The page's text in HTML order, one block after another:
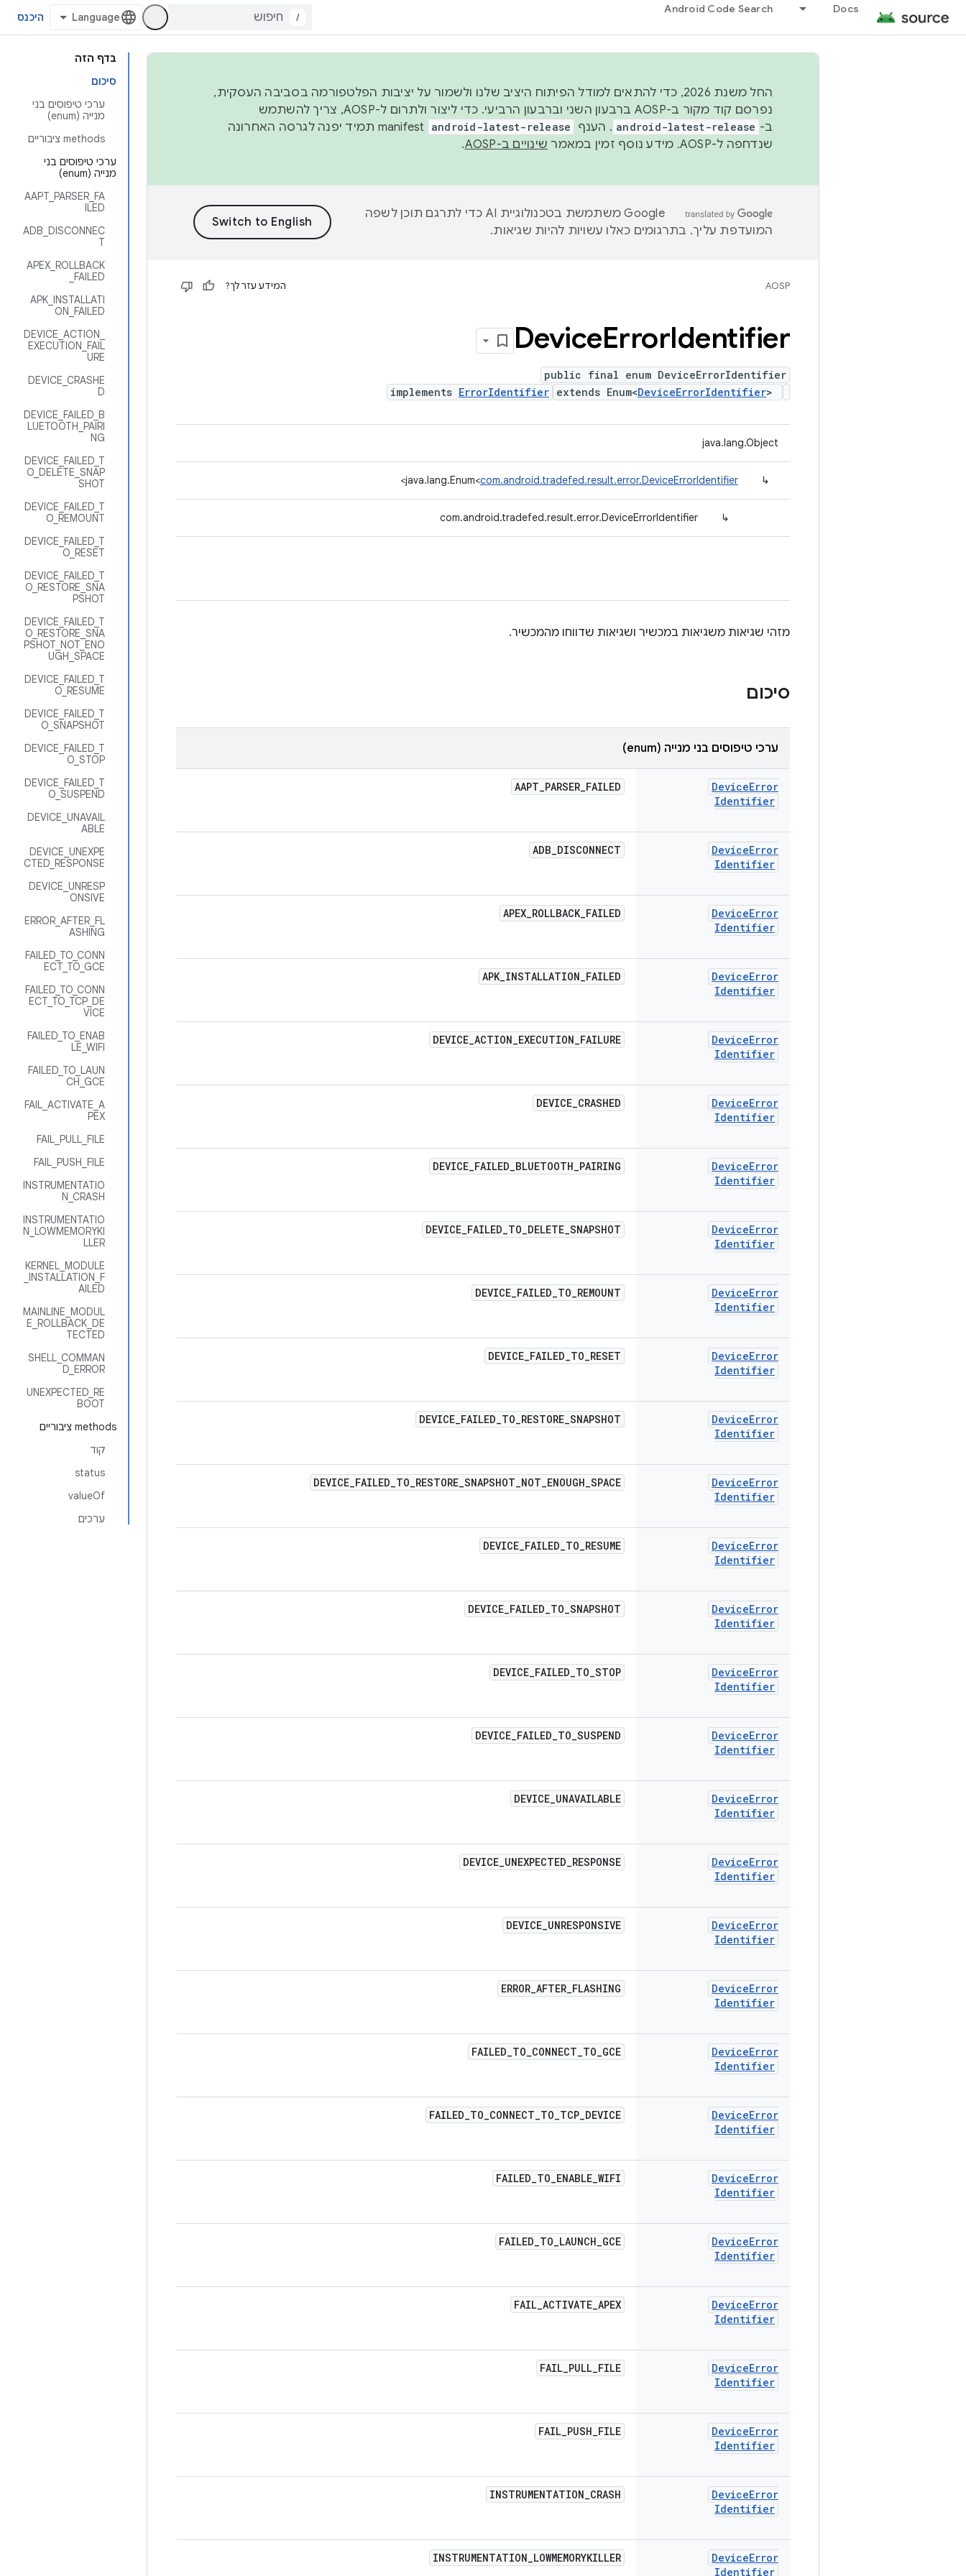
Docs
Android Code Search
/ היכנס
בדף הזה
סיכום
ערכי טיפוסים בני
מנייה (enum)
‫methods ציבוריים
ערכי טיפוסים בני
מנייה (enum)
AAPT_PARSER_FA
ILED
ADB_DISCONNEC
T
APEX_ROLLBACK
_FAILED
APK_INSTALLATI
ON_FAILED
DEVICE_ACTION_
EXECUTION_FAIL
URE
DEVICE_CRASHE
D
DEVICE_FAILED_B
LUETOOTH_PAIRI
NG
DEVICE_FAILED_T
O_DELETE_SNAP
SHOT
DEVICE_FAILED_T
O_REMOUNT
DEVICE_FAILED_T
O_RESET
DEVICE_FAILED_T
O_RESTORE_SNA
PSHOT
DEVICE_FAILED_T
O_RESTORE_SNA
PSHOT_NOT_ENO
UGH_SPACE
DEVICE_FAILED_T
O_RESUME
DEVICE_FAILED_T
O_SNAPSHOT
DEVICE_FAILED_T
O_STOP
DEVICE_FAILED_T
O_SUSPEND
DEVICE_UNAVAIL
ABLE
DEVICE_UNEXPE
CTED_RESPONSE
DEVICE_UNRESP
ONSIVE
ERROR_AFTER_FL
ASHING
FAILED_TO_CONN
ECT_TO_GCE
FAILED_TO_CONN
ECT_TO_TCP_DE
VICE
FAILED_TO_ENAB
LE_WIFI
FAILED_TO_LAUN
CH_GCE
FAIL_ACTIVATE_A
PEX
FAIL_PULL_FILE
FAIL_PUSH_FILE
INSTRUMENTATIO
N_CRASH
INSTRUMENTATIO
N_LOWMEMORYKI
LLER
KERNEL_MODULE
_INSTALLATION_F
AILED
MAINLINE_MODUL
E_ROLLBACK_DE
TECTED
SHELL_COMMAN
D_ERROR
UNEXPECTED_RE
BOOT
‫methods ציבוריים
קוד
status
valueOf
ערכים
החל משנת 2026, כדי להתאים למודל הפיתוח היציב שלנו ולשמור על יציבות הפלטפורמה בסביבה העסקית,
נפרסם קוד מקור ב-AOSP ברבעון השני וברבעון הרביעי. כדי ליצור ולתרום ל-AOSP, צריך להשתמש
ב- android-latest-release . הענף android-latest-release
manifest תמיד יפנה לגרסה האחרונה
שנדחפה ל-AOSP. מידע נוסף זמין במאמר
שינויים ב-AOSP .
‫Google משתמשת בטכנולוגיית AI כדי לתרגם תוכן לשפה
המועדפת עליך. בתרגומים כאלו עשויות להיות שגיאות.
AOSP המידע עזר לך?
DeviceErrorIdentifier
public final enum DeviceErrorIdentifier
extends Enum<DeviceErrorIdentifier>
implements ErrorIdentifier
java.lang.Object
↳
java.lang.Enum<com.android.tradefed.result.error.DeviceErrorIdentifier
>
↳
com.android.tradefed.result.error.DeviceErrorIdentifier
מזהי שגיאות משגיאות במכשיר ושגיאות שדווחו מהמכשיר.
סיכום
ערכי טיפוסים בני מנייה (enum)
DeviceError
Identifier
AAPT_PARSER_FAILED
DeviceError
Identifier
ADB_DISCONNECT
DeviceError
Identifier
APEX_ROLLBACK_FAILED
DeviceError
Identifier
APK_INSTALLATION_FAILED
DeviceError
Identifier
DEVICE_ACTION_EXECUTION_FAILURE
DeviceError
Identifier
DEVICE_CRASHED
DeviceError
Identifier
DEVICE_FAILED_BLUETOOTH_PAIRING
DeviceError
Identifier
DEVICE_FAILED_TO_DELETE_SNAPSHOT
DeviceError
Identifier
DEVICE_FAILED_TO_REMOUNT
DeviceError
Identifier
DEVICE_FAILED_TO_RESET
DeviceError
Identifier
DEVICE_FAILED_TO_RESTORE_SNAPSHOT
DeviceError
Identifier
DEVICE_FAILED_TO_RESTORE_SNAPSHOT_NOT_ENOUGH_SPACE
DeviceError
Identifier
DEVICE_FAILED_TO_RESUME
DeviceError
Identifier
DEVICE_FAILED_TO_SNAPSHOT
DeviceError
Identifier
DEVICE_FAILED_TO_STOP
DeviceError
Identifier
DEVICE_FAILED_TO_SUSPEND
DeviceError
Identifier
DEVICE_UNAVAILABLE
DeviceError
Identifier
DEVICE_UNEXPECTED_RESPONSE
DeviceError
Identifier
DEVICE_UNRESPONSIVE
DeviceError
Identifier
ERROR_AFTER_FLASHING
DeviceError
Identifier
FAILED_TO_CONNECT_TO_GCE
DeviceError
Identifier
FAILED_TO_CONNECT_TO_TCP_DEVICE
DeviceError
Identifier
FAILED_TO_ENABLE_WIFI
DeviceError
Identifier
FAILED_TO_LAUNCH_GCE
DeviceError
Identifier
FAIL_ACTIVATE_APEX
DeviceError
Identifier
FAIL_PULL_FILE
DeviceError
Identifier
FAIL_PUSH_FILE
DeviceError
Identifier
INSTRUMENTATION_CRASH
DeviceError
Identifier
INSTRUMENTATION_LOWMEMORYKILLER